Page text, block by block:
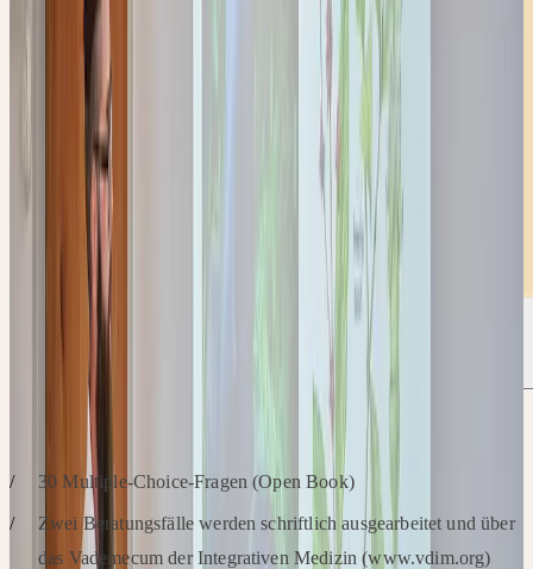
PRÜFUNGSINHALT
30 Multiple-Choice-Fragen (Open Book)
Zwei Beratungsfälle werden schriftlich ausgearbeitet und über
das Vademecum der Integrativen Medizin (www.vdim.org)